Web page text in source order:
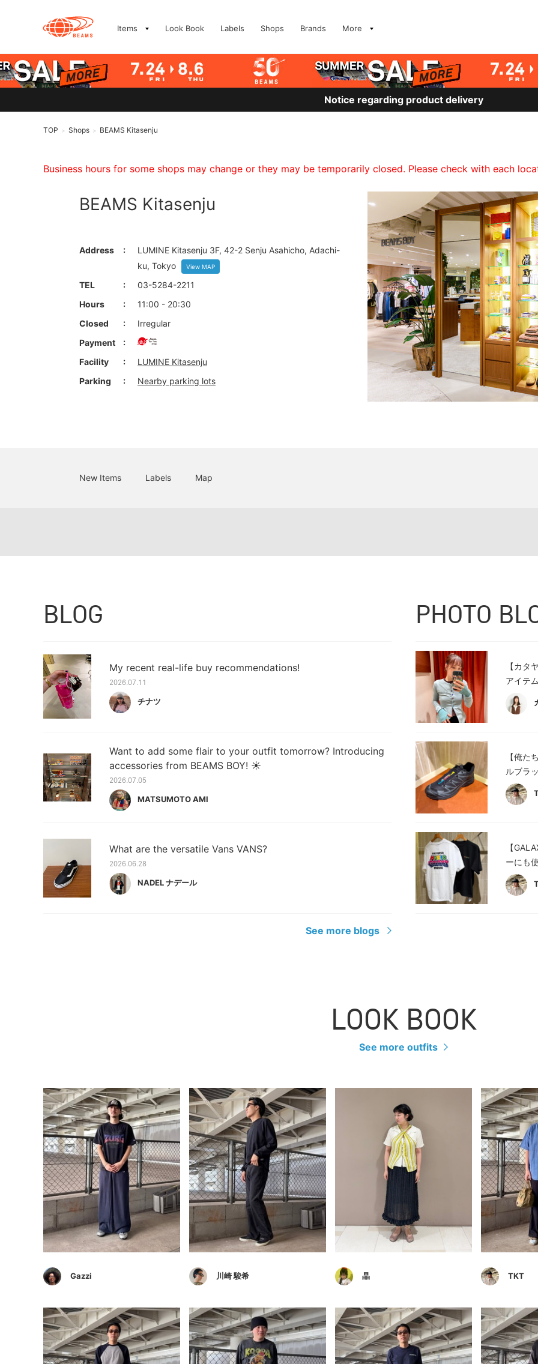
Items Look Book Labels Shops Brands More
Notice regarding product delivery
TOP > Shops > BEAMS Kitasenju
Business hours for some shops may change or they may be temporarily closed. Please check with each
BEAMS Kitasenju
Address
LUMINE Kitasenju 3F, 42-2 Senju Asahicho, Adachi-
ku, Tokyo
View MAP
TEL
03-5284-2211
Hours
11:00 - 20:30
Closed
Irregular
Payment
Facility
LUMINE Kitasenju
Parking
Nearby parking lots
New Items Labels Map
BLOG
My recent real-life buy recommendations!
2026.07.11
チナツ
Want to add some flair to your outfit tomorrow? Introducing
accessories from BEAMS BOY! ☀︎
2026.07.05
MATSUMOTO AMI
What are the versatile Vans VANS?
2026.06.28
NADEL ナデール
See more blogs
PHOTO
【カタ
アイテ
【俺た
ルブラ
【
ーにも
LOOK BOOK
See more outfits
Gazzi 川崎 駿希 晶 TKT